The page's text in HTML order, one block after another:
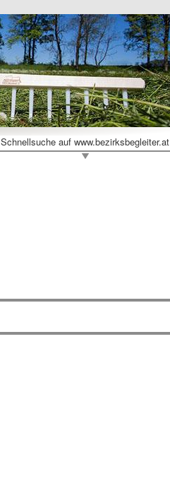
Schnellsuche auf www.bezirksbegleiter.at